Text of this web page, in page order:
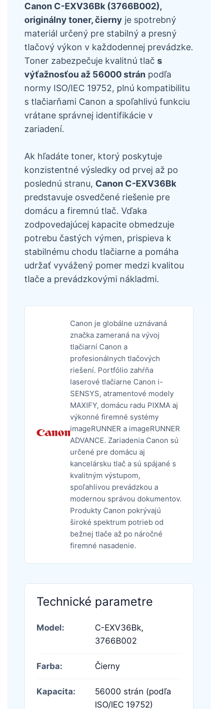
Canon C-EXV36Bk (3766B002),
originálny toner, čierny je spotrebný
materiál určený pre stabilný a presný
tlačový výkon v každodennej prevádzke.
Toner zabezpečuje kvalitnú tlač s
výťažnosťou až 56000 strán podľa
normy ISO/IEC 19752, plnú kompatibilitu
s tlačiarňami Canon a spoľahlivú funkciu
vrátane správnej identifikácie v
zariadení.
Ak hľadáte toner, ktorý poskytuje
konzistentné výsledky od prvej až po
poslednú stranu, Canon C-EXV36Bk
predstavuje osvedčené riešenie pre
domácu a firemnú tlač. Vďaka
zodpovedajúcej kapacite obmedzuje
potrebu častých výmen, prispieva k
stabilnému chodu tlačiarne a pomáha
udržať vyvážený pomer medzi kvalitou
tlače a prevádzkovými nákladmi.
Canon je globálne uznávaná
značka zameraná na vývoj
tlačiarní Canon a
profesionálnych tlačových
riešení. Portfólio zahŕňa
laserové tlačiarne Canon i-
SENSYS, atramentové modely
MAXIFY, domácu radu PIXMA aj
výkonné firemné systémy
imageRUNNER a imageRUNNER
ADVANCE. Zariadenia Canon sú
určené pre domácu aj
kancelársku tlač a sú spájané s
kvalitným výstupom,
spoľahlivou prevádzkou a
modernou správou dokumentov.
Produkty Canon pokrývajú
široké spektrum potrieb od
bežnej tlače až po náročné
firemné nasadenie.
Technické parametre
Model:
C-EXV36Bk,
3766B002
Farba: Čierny
Kapacita:
56000 strán (podľa
ISO/IEC 19752)